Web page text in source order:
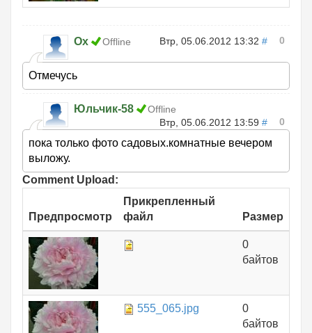
Оx Offline Втр, 05.06.2012 13:32 # 0
Отмечусь
Юльчик-58
Offline
Втр, 05.06.2012 13:59 # 0
пока только фото садовых.комнатные вечером
выложу.
Comment Upload:
Предпросмотр
Прикрепленный
файл
Размер
0
байтов
555_065.jpg
0
байтов